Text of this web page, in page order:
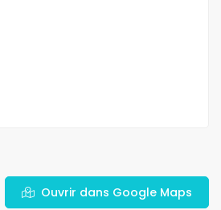
Ouvrir dans Google Maps